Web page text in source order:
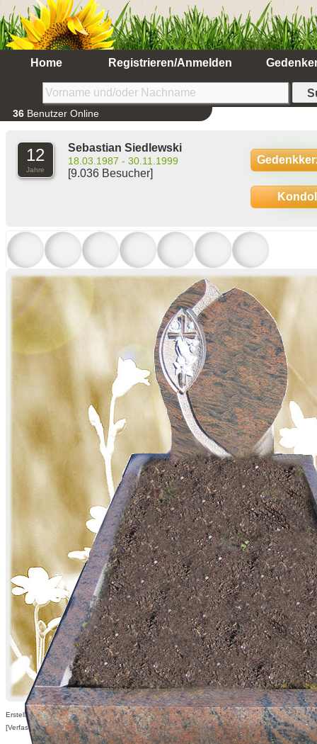
Home Registrieren/Anmelden
36 Benutzer Online
12
Jahre
Sebastian Siedlewski
18.03.1987 - 30.11.1999
[9.036 Besucher]
Erstellt am 15.10.2013,
[Verfasser nur für angemeldete Benutzer sichtbar]